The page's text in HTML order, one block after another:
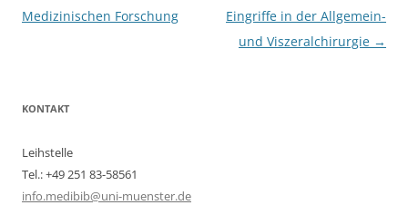
Medizinischen Forschung
Eingriffe in der Allgemein-
und Viszeralchirurgie →
KONTAKT
Leihstelle
Tel.: +49 251 83-58561
info.medibib@uni-muenster.de